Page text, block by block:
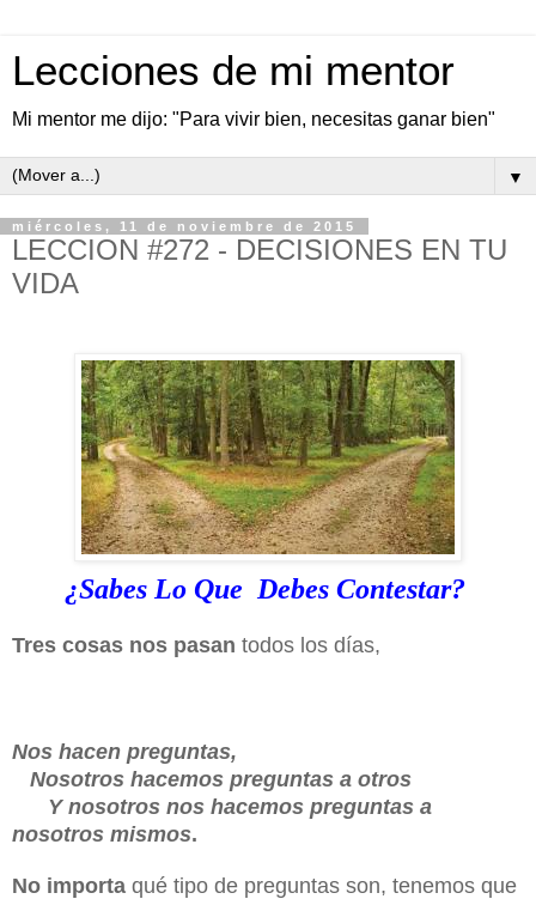
Lecciones de mi mentor
Mi mentor me dijo: "Para vivir bien, necesitas ganar bien"
▼
miércoles, 11 de noviembre de 2015
LECCION #272 - DECISIONES EN TU
VIDA
¿Sabes Lo Que Debes Contestar?
Tres cosas nos pasan todos los días,
Nos hacen preguntas,
Nosotros hacemos preguntas a otros
Y nosotros nos hacemos preguntas a
nosotros mismos.
No importa qué tipo de preguntas son, tenemos que